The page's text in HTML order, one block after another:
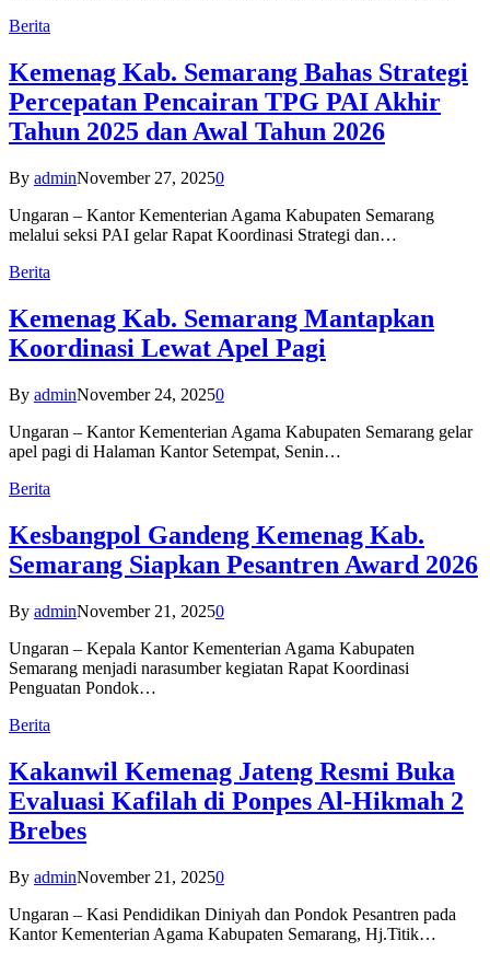
Berita
Kemenag Kab. Semarang Bahas Strategi
Percepatan Pencairan TPG PAI Akhir
Tahun 2025 dan Awal Tahun 2026
By adminNovember 27, 20250
Ungaran – Kantor Kementerian Agama Kabupaten Semarang
melalui seksi PAI gelar Rapat Koordinasi Strategi dan…
Berita
Kemenag Kab. Semarang Mantapkan
Koordinasi Lewat Apel Pagi
By adminNovember 24, 20250
Ungaran – Kantor Kementerian Agama Kabupaten Semarang gelar
apel pagi di Halaman Kantor Setempat, Senin…
Berita
Kesbangpol Gandeng Kemenag Kab.
Semarang Siapkan Pesantren Award 2026
By adminNovember 21, 20250
Ungaran – Kepala Kantor Kementerian Agama Kabupaten
Semarang menjadi narasumber kegiatan Rapat Koordinasi
Penguatan Pondok…
Berita
Kakanwil Kemenag Jateng Resmi Buka
Evaluasi Kafilah di Ponpes Al-Hikmah 2
Brebes
By adminNovember 21, 20250
Ungaran – Kasi Pendidikan Diniyah dan Pondok Pesantren pada
Kantor Kementerian Agama Kabupaten Semarang, Hj.Titik…